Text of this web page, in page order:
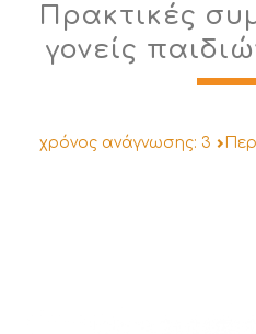
Πρακτικές
γονείς
χρόνος ανάγνωσης: 3